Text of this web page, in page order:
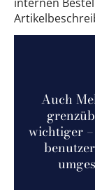
Auch
wichtiger